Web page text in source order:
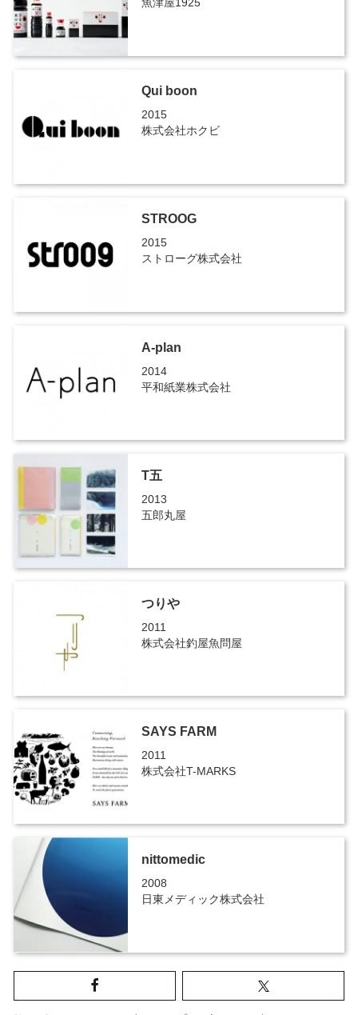
魚津屋1925
Qui boon
2015
株式会社ホクビ
STROOG
2015
ストローグ株式会社
A-plan
2014
平和紙業株式会社
T五
2013
五郎丸屋
つりや
2011
株式会社釣屋魚問屋
SAYS FARM
2011
株式会社T-MARKS
nittomedic
2008
日東メディック株式会社